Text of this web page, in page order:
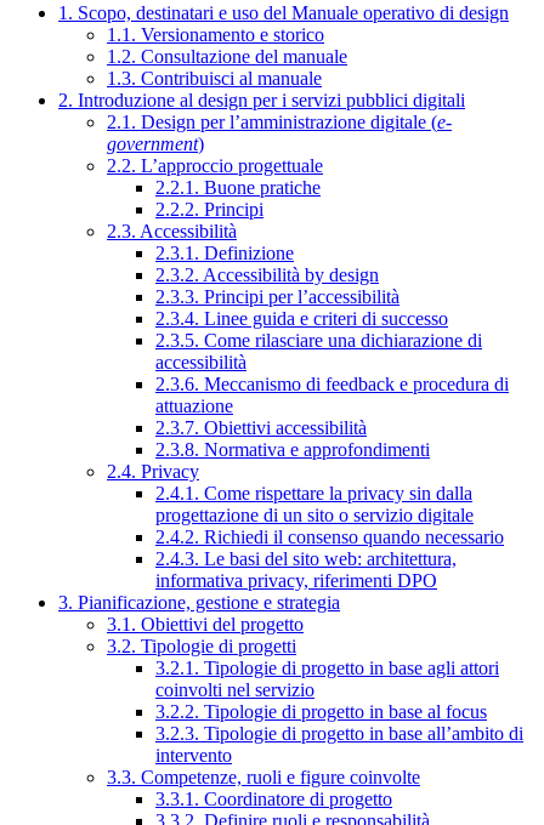
1. Scopo, destinatari e uso del Manuale operativo di design
1.1. Versionamento e storico
1.2. Consultazione del manuale
1.3. Contribuisci al manuale
2. Introduzione al design per i servizi pubblici digitali
2.1. Design per l’amministrazione digitale (e-
government)
2.2. L’approccio progettuale
2.2.1. Buone pratiche
2.2.2. Principi
2.3. Accessibilità
2.3.1. Definizione
2.3.2. Accessibilità by design
2.3.3. Principi per l’accessibilità
2.3.4. Linee guida e criteri di successo
2.3.5. Come rilasciare una dichiarazione di
accessibilità
2.3.6. Meccanismo di feedback e procedura di
attuazione
2.3.7. Obiettivi accessibilità
2.3.8. Normativa e approfondimenti
2.4. Privacy
2.4.1. Come rispettare la privacy sin dalla
progettazione di un sito o servizio digitale
2.4.2. Richiedi il consenso quando necessario
2.4.3. Le basi del sito web: architettura,
informativa privacy, riferimenti DPO
3. Pianificazione, gestione e strategia
3.1. Obiettivi del progetto
3.2. Tipologie di progetti
3.2.1. Tipologie di progetto in base agli attori
coinvolti nel servizio
3.2.2. Tipologie di progetto in base al focus
3.2.3. Tipologie di progetto in base all’ambito di
intervento
3.3. Competenze, ruoli e figure coinvolte
3.3.1. Coordinatore di progetto
3.3.2. Definire ruoli e responsabilità